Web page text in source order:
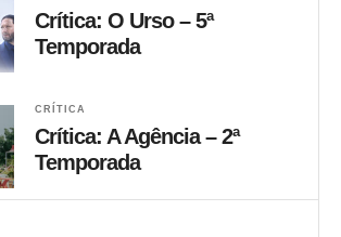
Crítica: O Urso – 5ª
Temporada
CRÍTICA
Crítica: A Agência – 2ª
Temporada